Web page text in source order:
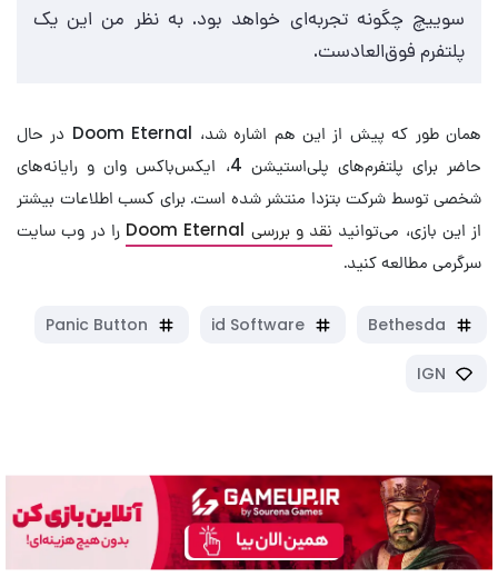
سوییچ چگونه تجربه‌ای خواهد بود. به نظر من این یک
پلتفرم فوق‌العادست.
همان طور که پیش از این هم اشاره شد، Doom Eternal در حال
حاضر برای پلتفرم‌های پلی‌استیشن 4، ایکس‌باکس وان و رایانه‌های
شخصی توسط شرکت بتزدا منتشر شده است. برای کسب اطلاعات بیشتر
از این بازی، می‌توانید نقد و بررسی Doom Eternal
را در وب سایت
سرگرمی مطالعه کنید.
Bethesda
id Software
Panic Button
IGN